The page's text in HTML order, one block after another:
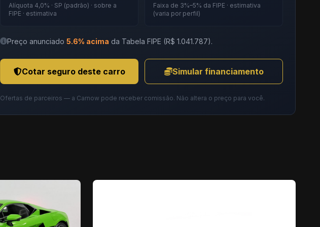
Alíquota 4,0% · SP (padrão) · sobre a
FIPE · estimativa
Faixa de 3%–5% da FIPE · estimativa
(varia por perfil)
Preço anunciado 5.6% acima da Tabela FIPE (R$ 1.041.787).
Cotar seguro deste carro Simular financiamento
Ofertas de parceiros — a Carnow pode receber comissão. Não altera o preço para você.